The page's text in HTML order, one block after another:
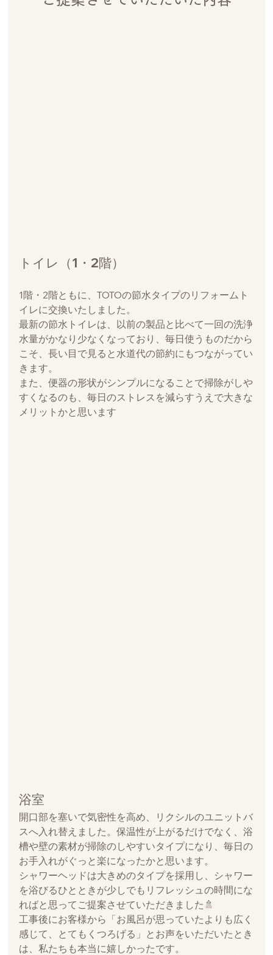
トイレ（1・2階）
1階・2階ともに、TOTOの節水タイプのリフォームト
イレに交換いたしました。
最新の節水トイレは、以前の製品と比べて一回の洗浄
水量がかなり少なくなっており、毎日使うものだから
こそ、長い目で見ると水道代の節約にもつながってい
きます。
また、便器の形状がシンプルになることで掃除がしや
すくなるのも、毎日のストレスを減らすうえで大きな
メリットかと思います
浴室
開口部を塞いで気密性を高め、リクシルのユニットバ
スへ入れ替えました。保温性が上がるだけでなく、浴
槽や壁の素材が掃除のしやすいタイプになり、毎日の
お手入れがぐっと楽になったかと思います。
シャワーヘッドは大きめのタイプを採用し、シャワー
を浴びるひとときが少しでもリフレッシュの時間にな
ればと思ってご提案させていただきました🚿
工事後にお客様から「お風呂が思っていたよりも広く
感じて、とてもくつろげる」とお声をいただいたとき
は、私たちも本当に嬉しかったです。